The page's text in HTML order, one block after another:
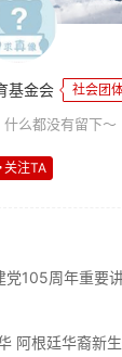
基金会 社会团
么都没有留下～
关注TA
党105周年重要
阿根廷华裔新